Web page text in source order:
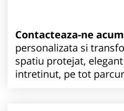
Contacteaza-ne acum
personalizata si
spatiu protejat,
intretinut, pe tot